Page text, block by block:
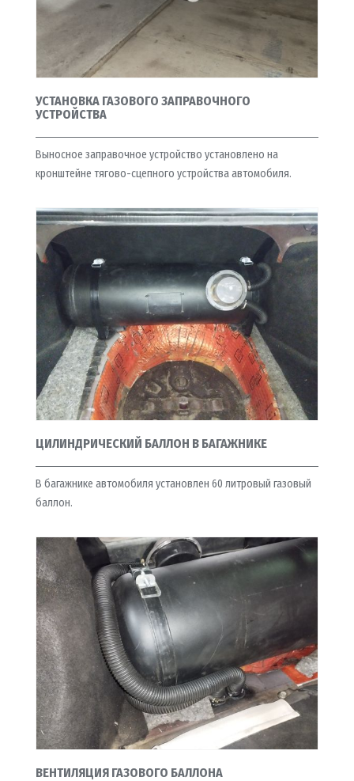
УСТАНОВКА ГАЗОВОГО ЗАПРАВОЧНОГО
УСТРОЙСТВА
Выносное заправочное устройство установлено на
кронштейне тягово-сцепного устройства автомобиля.
ЦИЛИНДРИЧЕСКИЙ БАЛЛОН В БАГАЖНИКЕ
В багажнике автомобиля установлен 60 литровый газовый
баллон.
ВЕНТИЛЯЦИЯ ГАЗОВОГО БАЛЛОНА